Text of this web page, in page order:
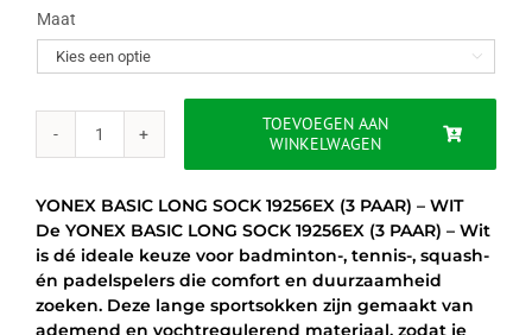
was:
€19.95.
is:
€18.95.
Maat

YONEX
19256EX
(3
PAAR)
TOEVOEGEN AAN
WINKELWAGEN
YONEX BASIC LONG SOCK 19256EX (3 PAAR) – WIT
De YONEX BASIC LONG SOCK 19256EX (3 PAAR) – Wit
is dé ideale keuze voor badminton-, tennis-, squash-
én padelspelers die comfort en duurzaamheid
zoeken. Deze lange sportsokken zijn gemaakt van